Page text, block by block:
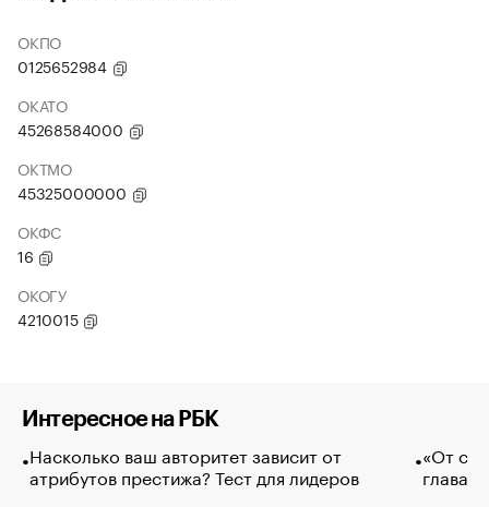
ОКПО
0125652984
ОКАТО
45268584000
ОКТМО
45325000000
ОКФС
16
ОКОГУ
4210015
Интересное на РБК
Насколько ваш авторитет зависит от
атрибутов престижа? Тест для лидеров
«От
глава